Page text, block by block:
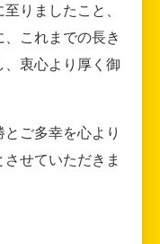
りましたこと、
これまでの長き
衷心より厚く御
ご多幸を心より
せていただきま